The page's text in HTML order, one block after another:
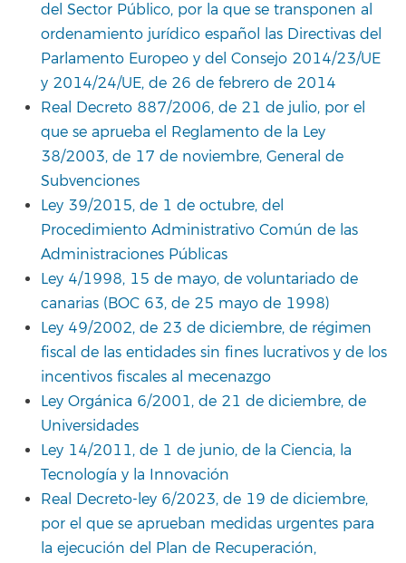
del Sector Público, por la que se transponen al
ordenamiento jurídico español las Directivas del
Parlamento Europeo y del Consejo 2014/23/UE
y 2014/24/UE, de 26 de febrero de 2014
Real Decreto 887/2006, de 21 de julio, por el
que se aprueba el Reglamento de la Ley
38/2003, de 17 de noviembre, General de
Subvenciones
Ley 39/2015, de 1 de octubre, del
Procedimiento Administrativo Común de las
Administraciones Públicas
Ley 4/1998, 15 de mayo, de voluntariado de
canarias (BOC 63, de 25 mayo de 1998)
Ley 49/2002, de 23 de diciembre, de régimen
fiscal de las entidades sin fines lucrativos y de los
incentivos fiscales al mecenazgo
Ley Orgánica 6/2001, de 21 de diciembre, de
Universidades
Ley 14/2011, de 1 de junio, de la Ciencia, la
Tecnología y la Innovación
Real Decreto-ley 6/2023, de 19 de diciembre,
por el que se aprueban medidas urgentes para
la ejecución del Plan de Recuperación,